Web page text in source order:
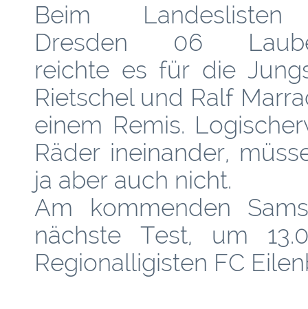
Beim
Dresden 06
reichte es für die
Rietschel und Ralf
einem Remis.
Räder ineinander,
ja aber auch nicht.
Am kommenden
nächste Test, um
Regionalligisten FC